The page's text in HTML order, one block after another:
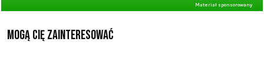
Materiał sponsorowany
Mogą Cię zainteresować